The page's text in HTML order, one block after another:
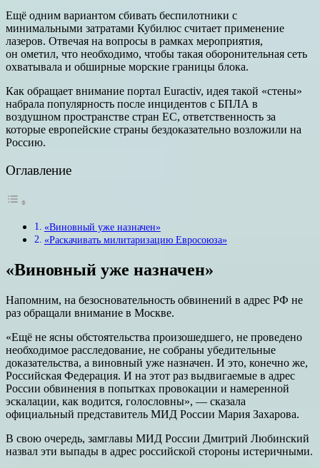
Ещё одним вариантом сбивать беспилотники с
минимальными затратами Кубилюс считает применение
лазеров. Отвечая на вопросы в рамках мероприятия,
он ометил, что необходимо, чтобы такая оборонительная сеть
охватывала и обширные морские границы блока.
Как обращает внимание портал Euractiv, идея такой «стены»
набрала популярность после инцидентов с БПЛА в
воздушном пространстве стран ЕС, ответственность за
которые европейские страны бездоказательно возложили на
Россию.
Оглавление
«Виновный уже назначен»
«Раскачивать милитаризацию Евросоюза»
«Виновный уже назначен»
Напомним, на безосновательность обвинений в адрес РФ не
раз обращали внимание в Москве.
«Ещё не ясны обстоятельства произошедшего, не проведено
необходимое расследование, не собраны убедительные
доказательства, а виновный уже назначен. И это, конечно же,
Российская Федерация. И на этот раз выдвигаемые в адрес
России обвинения в попытках провокации и намеренной
эскалации, как водится, голословны», — сказала
официальный представитель МИД России Мария Захарова.
В свою очередь, замглавы МИД России Дмитрий Любинский
назвал эти выпады в адрес российской стороны истеричными.